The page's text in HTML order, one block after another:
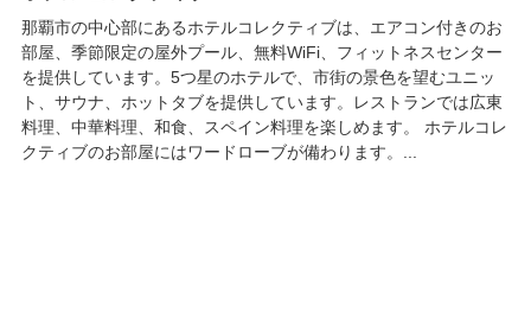
那覇市の中心部にあるホテルコレクティブは、エアコン付きのお
部屋、季節限定の屋外プール、無料WiFi、フィットネスセンター
を提供しています。5つ星のホテルで、市街の景色を望むユニッ
ト、サウナ、ホットタブを提供しています。レストランでは広東
料理、中華料理、和食、スペイン料理を楽しめます。 ホテルコレ
クティブのお部屋にはワードローブが備わります。...